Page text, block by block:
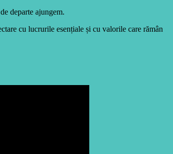
departe ajungem.
cu lucrurile esențiale și cu valorile care rămân